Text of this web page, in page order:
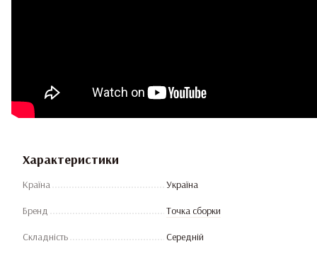
Характеристики
Країна Україна
Бренд Точка сборки
Складність Середній